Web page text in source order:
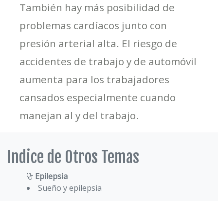
También hay más posibilidad de
problemas cardíacos junto con
presión arterial alta. El riesgo de
accidentes de trabajo y de automóvil
aumenta para los trabajadores
cansados especialmente cuando
manejan al y del trabajo.
Indice de Otros Temas
Epilepsia
Sueño y epilepsia